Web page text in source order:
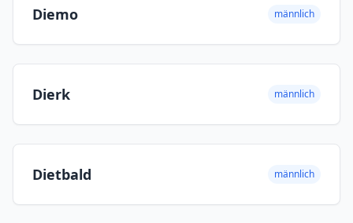
Diemo männlich
Dierk männlich
Dietbald männlich